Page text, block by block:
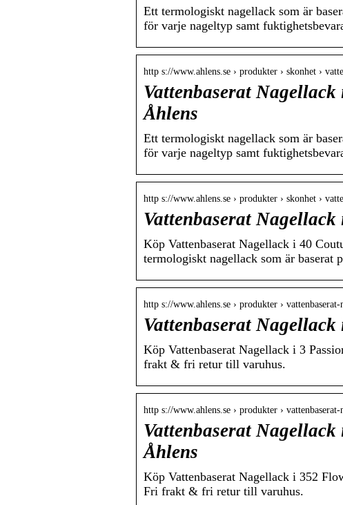
Ett termologiskt nagellack som är
för varje nageltyp samt
http s://www.ahlens.se › produkter › skonhet ›
Vattenbaserat
Åhlens
Ett termologiskt nagellack som är
för varje nageltyp samt
http s://www.ahlens.se › produkter › skonhet ›
Vattenbaserat
Köp Vattenbaserat Nagellack i 40
termologiskt nagellack som är baserat
http s://www.ahlens.se › produkter ›
Vattenbaserat
Köp Vattenbaserat Nagellack i 3
frakt & fri retur till varuhus.
http s://www.ahlens.se › produkter ›
Vattenbaserat
Åhlens
Köp Vattenbaserat Nagellack i 352
Fri frakt & fri retur till varuhus.